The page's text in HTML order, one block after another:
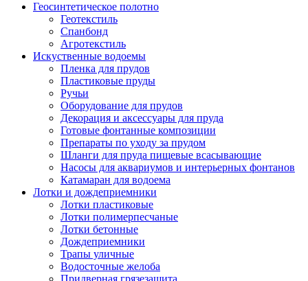
Геосинтетическое полотно
Геотекстиль
Спанбонд
Агротекстиль
Искуственные водоемы
Пленка для прудов
Пластиковые пруды
Ручьи
Оборудование для прудов
Декорация и аксессуары для пруда
Готовые фонтанные композиции
Препараты по уходу за прудом
Шланги для пруда пищевые всасывающие
Насосы для аквариумов и интерьерных фонтанов
Катамаран для водоема
Лотки и дождеприемники
Лотки пластиковые
Лотки полимерпесчаные
Лотки бетонные
Дождеприемники
Трапы уличные
Водосточные желоба
Придверная грязезащита